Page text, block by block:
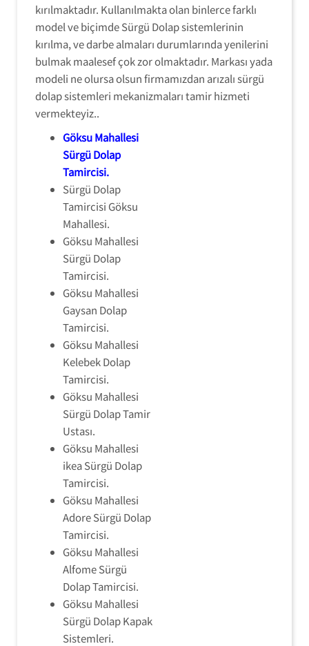
kırılmaktadır. Kullanılmakta olan binlerce farklı
model ve biçimde Sürgü Dolap sistemlerinin
kırılma, ve darbe almaları durumlarında yenilerini
bulmak maalesef çok zor olmaktadır. Markası yada
modeli ne olursa olsun firmamızdan arızalı sürgü
dolap sistemleri mekanizmaları tamir hizmeti
vermekteyiz..
Göksu Mahallesi
Sürgü Dolap
Tamircisi.
Sürgü Dolap
Tamircisi Göksu
Mahallesi.
Göksu Mahallesi
Sürgü Dolap
Tamircisi.
Göksu Mahallesi
Gaysan Dolap
Tamircisi.
Göksu Mahallesi
Kelebek Dolap
Tamircisi.
Göksu Mahallesi
Sürgü Dolap Tamir
Ustası.
Göksu Mahallesi
ikea Sürgü Dolap
Tamircisi.
Göksu Mahallesi
Adore Sürgü Dolap
Tamircisi.
Göksu Mahallesi
Alfome Sürgü
Dolap Tamircisi.
Göksu Mahallesi
Sürgü Dolap Kapak
Sistemleri.